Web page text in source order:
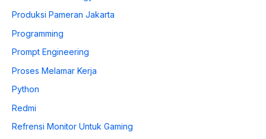
Produksi Pameran Jakarta
Programming
Prompt Engineering
Proses Melamar Kerja
Python
Redmi
Refrensi Monitor Untuk Gaming